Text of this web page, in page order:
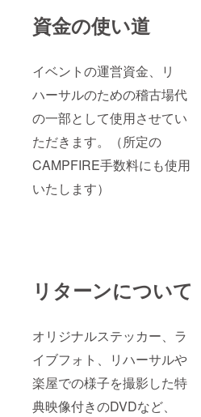
資金の使い道
イベントの運営資金、リ
ハーサルのための稽古場代
の一部として使用させてい
ただきます。（所定の
CAMPFIRE手数料にも使用
いたします）
リターンについて
オリジナルステッカー、ラ
イブフォト、リハーサルや
楽屋での様子を撮影した特
典映像付きのDVDなど、